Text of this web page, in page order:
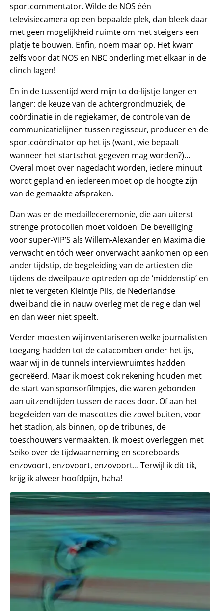
sportcommentator. Wilde de NOS één
televisiecamera op een bepaalde plek, dan bleek daar
met geen mogelijkheid ruimte om met steigers een
platje te bouwen. Enfin, noem maar op. Het kwam
zelfs voor dat NOS en NBC onderling met elkaar in de
clinch lagen!
En in de tussentijd werd mijn to do-lijstje langer en
langer: de keuze van de achtergrondmuziek, de
coördinatie in de regiekamer, de controle van de
communicatielijnen tussen regisseur, producer en de
sportcoördinator op het ijs (want, wie bepaalt
wanneer het startschot gegeven mag worden?)…
Overal moet over nagedacht worden, iedere minuut
wordt gepland en iedereen moet op de hoogte zijn
van de gemaakte afspraken.
Dan was er de medailleceremonie, die aan uiterst
strenge protocollen moet voldoen. De beveiliging
voor super-VIP’S als Willem-Alexander en Maxima die
verwacht en tóch weer onverwacht aankomen op een
ander tijdstip, de begeleiding van de artiesten die
tijdens de dweilpauze optreden op de ‘middenstip’ en
niet te vergeten Kleintje Pils, de Nederlandse
dweilband die in nauw overleg met de regie dan wel
en dan weer niet speelt.
Verder moesten wij inventariseren welke journalisten
toegang hadden tot de catacomben onder het ijs,
waar wij in de tunnels interviewruimtes hadden
gecreëerd. Maar ik moest ook rekening houden met
de start van sponsorfilmpjes, die waren gebonden
aan uitzendtijden tussen de races door. Of aan het
begeleiden van de mascottes die zowel buiten, voor
het stadion, als binnen, op de tribunes, de
toeschouwers vermaakten. Ik moest overleggen met
Seiko over de tijdwaarneming en scoreboards
enzovoort, enzovoort, enzovoort… Terwijl ik dit tik,
krijg ik alweer hoofdpijn, haha!